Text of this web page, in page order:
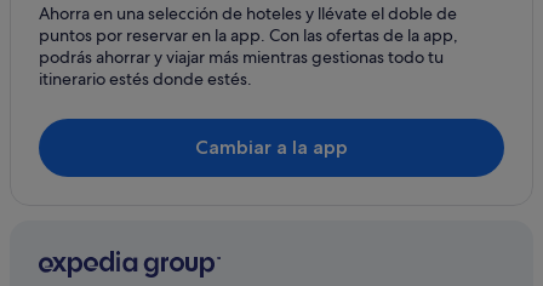
Casas de campo en Salses-le-Château
Hoteles con bar en Le Barcarès
Hoteles de 4 estrellas en Leucate
Fitou hoteles
Cabañas en Sigean
Leucate hoteles
Ahorra en una selección de hoteles y llévate el doble de
puntos por reservar en la app. Con las ofertas de la app,
podrás ahorrar y viajar más mientras gestionas todo tu
itinerario estés donde estés.
Cambiar a la app